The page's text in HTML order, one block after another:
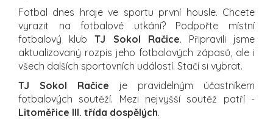
Fotbal dnes hraje ve sportu první housle. Chcete
vyrazit na fotbalové utkání? Podpořte místní
fotbalový klubTJ Sokol Račice. Připravili jsme
aktualizovaný rozpis jeho fotbalových zápasů, ale i
všech dalších sportovních událostí. Stačí si vybrat.
TJ Sokol Račice je pravidelným účastníkem
fotbalových soutěží. Mezi nejvyšší soutěž patří -
Litoměřice III. třída dospělých.